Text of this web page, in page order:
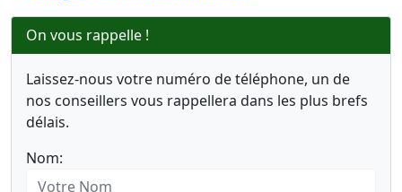
On vous rappelle !
Laissez-nous votre numéro de téléphone, un de
nos conseillers vous rappellera dans les plus brefs
délais.
Nom: